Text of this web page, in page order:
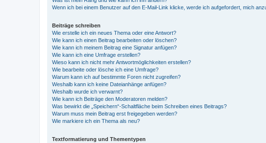
Wenn ich bei einem Benutzer auf den E-Mail-Link klicke, werde ich aufgefordert, mich
Beiträge schreiben
Wie erstelle ich ein neues Thema oder eine Antwort?
Wie kann ich einen Beitrag bearbeiten oder löschen?
Wie kann ich meinem Beitrag eine Signatur anfügen?
Wie kann ich eine Umfrage erstellen?
Wieso kann ich nicht mehr Antwortmöglichkeiten erstellen?
Wie bearbeite oder lösche ich eine Umfrage?
Warum kann ich auf bestimmte Foren nicht zugreifen?
Weshalb kann ich keine Dateianhänge anfügen?
Weshalb wurde ich verwarnt?
Wie kann ich Beiträge den Moderatoren melden?
Was bewirkt die „Speichern“-Schaltfläche beim Schreiben eines Beitrags?
Warum muss mein Beitrag erst freigegeben werden?
Wie markiere ich ein Thema als neu?
Textformatierung und Thementypen